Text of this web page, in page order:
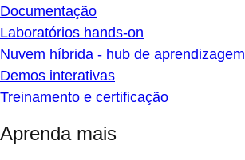
Documentação
Laboratórios hands-on
Nuvem híbrida - hub de aprendizagem
Demos interativas
Treinamento e certificação
Aprenda mais